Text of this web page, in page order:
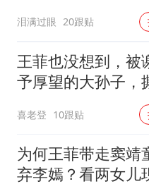
泪满过眼 20跟贴
王菲也没想到，被
予厚望的大孙子，
喜老登 10跟贴
为何王菲带走窦靖
弃李嫣？看两女儿